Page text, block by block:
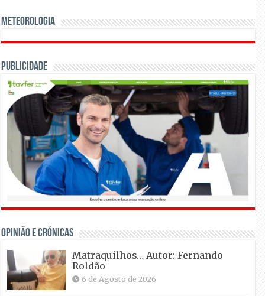
Meteorologia
Publicidade
OPINIÃO E CRÓNICAS
Matraquilhos… Autor: Fernando
Roldão
6 de Agosto de 2026